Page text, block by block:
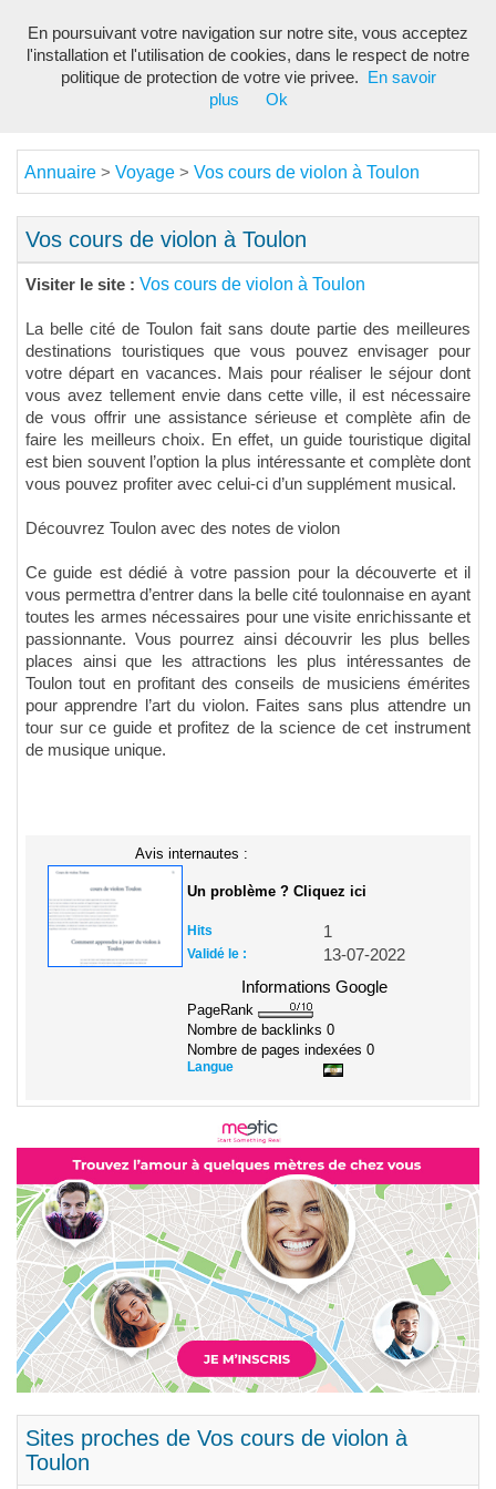
Annuaire > Voyage > Vos cours de violon à Toulon
Vos cours de violon à Toulon
Visiter le site : Vos cours de violon à Toulon
La belle cité de Toulon fait sans doute partie des meilleures
destinations touristiques que vous pouvez envisager pour
votre départ en vacances. Mais pour réaliser le séjour dont
vous avez tellement envie dans cette ville, il est nécessaire
de vous offrir une assistance sérieuse et complète afin de
faire les meilleurs choix. En effet, un guide touristique digital
est bien souvent l’option la plus intéressante et complète dont
vous pouvez profiter avec celui-ci d’un supplément musical.
Découvrez Toulon avec des notes de violon
Ce guide est dédié à votre passion pour la découverte et il
vous permettra d’entrer dans la belle cité toulonnaise en ayant
toutes les armes nécessaires pour une visite enrichissante et
passionnante. Vous pourrez ainsi découvrir les plus belles
places ainsi que les attractions les plus intéressantes de
Toulon tout en profitant des conseils de musiciens émérites
pour apprendre l’art du violon. Faites sans plus attendre un
tour sur ce guide et profitez de la science de cet instrument
de musique unique.
Avis internautes :
Un problème ? Cliquez ici
Hits 1
Validé le :
13-07-2022
Informations Google
PageRank
Nombre de backlinks 0
Nombre de pages indexées 0
Langue
Sites proches de Vos cours de violon à
Toulon
En poursuivant votre navigation sur notre site, vous acceptez
l'installation et l'utilisation de cookies, dans le respect de notre
politique de protection de votre vie privee.
En savoir
plus
Ok